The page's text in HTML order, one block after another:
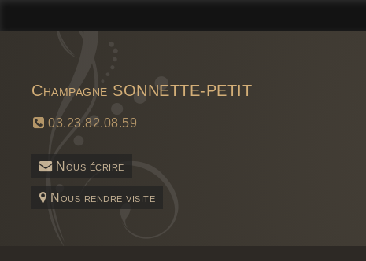
Champagne SONNETTE-PETIT
03.23.82.08.59
Nous écrire
Nous rendre visite